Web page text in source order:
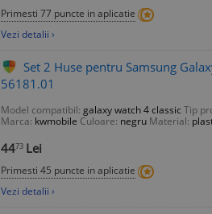
Primesti 77 puncte in aplicatie
Vezi detalii ›
Set 2 Huse pentru Samsung
56181.01
Model compatibil: galaxy watch 4 classic Tip
Marca: kwmobile Culoare: negru Material:
4473 Lei
Primesti 45 puncte in aplicatie
Vezi detalii ›